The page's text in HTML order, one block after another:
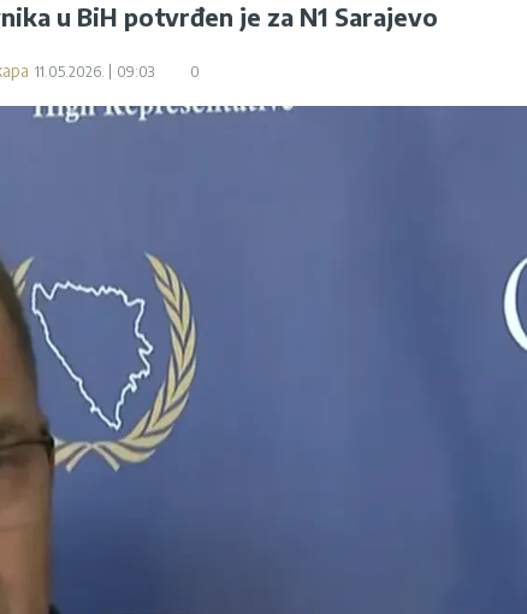
u BiH potvrđen je za N1 Sarajevo
11.05.2026. 09:03 0